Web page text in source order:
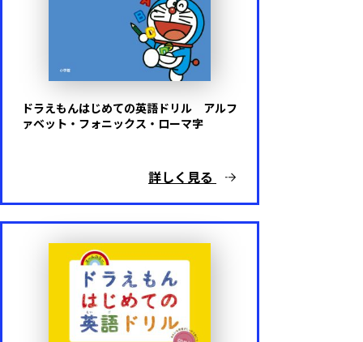
ドラえもんはじめての英語ドリル アルフ
ァベット・フォニックス・ローマ字
詳しく見る